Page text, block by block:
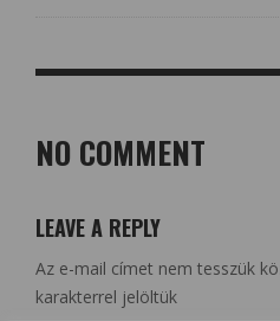
NO COMMENT
LEAVE A REPLY
Az e-mail címet nem tesszük
karakterrel jelöltük